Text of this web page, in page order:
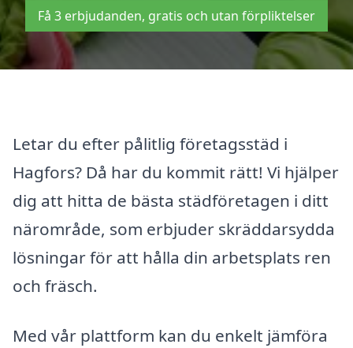
Få 3 erbjudanden, gratis och utan förpliktelser
Letar du efter pålitlig företagsstäd i
Hagfors? Då har du kommit rätt! Vi hjälper
dig att hitta de bästa städföretagen i ditt
närområde, som erbjuder skräddarsydda
lösningar för att hålla din arbetsplats ren
och fräsch.
Med vår plattform kan du enkelt jämföra